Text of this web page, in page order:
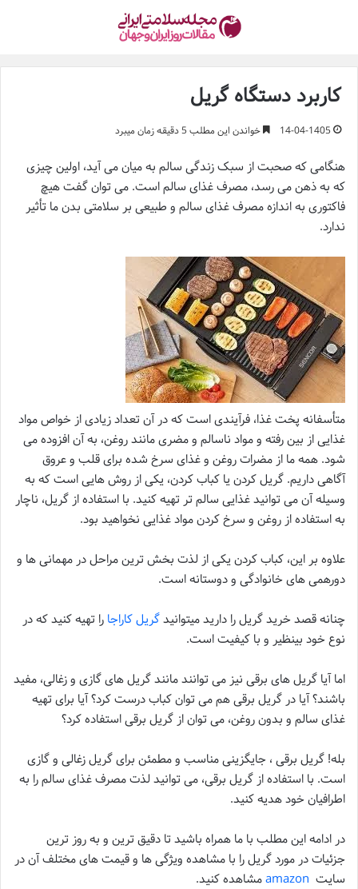
کاربرد دستگاه گریل
14-04-1405 خواندن این مطلب 5 دقیقه زمان میبرد
هنگامی که صحبت از سبک زندگی سالم به میان می آید، اولین چیزی
که به ذهن می رسد، مصرف غذای سالم است. می توان گفت هیچ
فاکتوری به اندازه مصرف غذای سالم و طبیعی بر سلامتی بدن ما تأثیر
ندارد.
متأسفانه پخت غذا، فرآیندی است که در آن تعداد زیادی از خواص مواد
غذایی از بین رفته و مواد ناسالم و مضری مانند روغن، به آن افزوده می
شود. همه ما از مضرات روغن و غذای سرخ شده برای قلب و عروق
آگاهی داریم. گریل کردن یا کباب کردن، یکی از روش هایی است که به
وسیله آن می توانید غذایی سالم تر تهیه کنید. با استفاده از گریل، ناچار
به استفاده از روغن و سرخ کردن مواد غذایی نخواهید بود.
علاوه بر این، کباب کردن یکی از لذت بخش ترین مراحل در مهمانی ها و
دورهمی های خانوادگی و دوستانه است.
چنانه قصد خرید گریل را دارید میتوانیدگریل کاراجا را تهیه کنید که در
نوع خود بینظیر و با کیفیت است.
اما آیا گریل های برقی نیز می توانند مانند گریل های گازی و زغالی، مفید
باشند؟ آیا در گریل برقی هم می توان کباب درست کرد؟ آیا برای تهیه
غذای سالم و بدون روغن، می توان از گریل برقی استفاده کرد؟
بله! گریل برقی ، جایگزینی مناسب و مطمئن برای گریل زغالی و گازی
است. با استفاده از گریل برقی، می توانید لذت مصرف غذای سالم را به
اطرافیان خود هدیه کنید.
در ادامه این مطلب با ما همراه باشید تا دقیق ترین و به روز ترین
جزئیات در مورد گریل را با مشاهده ویژگی ها و قیمت های مختلف آن در
سایت amazonمشاهده کنید.